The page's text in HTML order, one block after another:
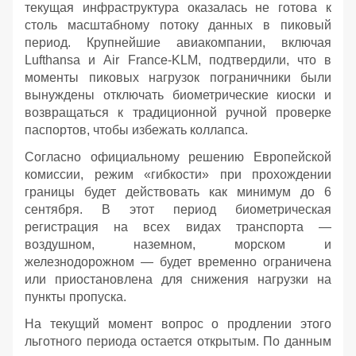
текущая инфраструктура оказалась не готова к
столь масштабному потоку данных в пиковый
период. Крупнейшие авиакомпании, включая
Lufthansa и Air France-KLM, подтвердили, что в
моменты пиковых нагрузок пограничники были
вынуждены отключать биометрические киоски и
возвращаться к традиционной ручной проверке
паспортов, чтобы избежать коллапса.
Согласно официальному решению Европейской
комиссии, режим «гибкости» при прохождении
границы будет действовать как минимум до 6
сентября. В этот период биометрическая
регистрация на всех видах транспорта —
воздушном, наземном, морском и
железнодорожном — будет временно ограничена
или приостановлена для снижения нагрузки на
пункты пропуска.
На текущий момент вопрос о продлении этого
льготного периода остается открытым. По данным